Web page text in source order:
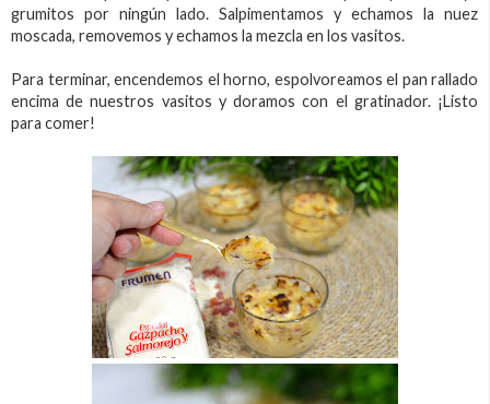
grumitos por ningún lado. Salpimentamos y echamos la nuez
moscada, removemos y echamos la mezcla en los vasitos.
Para terminar, encendemos el horno, espolvoreamos el pan rallado
encima de nuestros vasitos y doramos con el gratinador. ¡Listo
para comer!